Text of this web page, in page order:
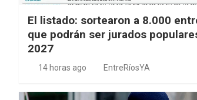
El listado: sortearon a 8.000
que podrán ser jurados
2027
14 horas ago EntreRíosYA